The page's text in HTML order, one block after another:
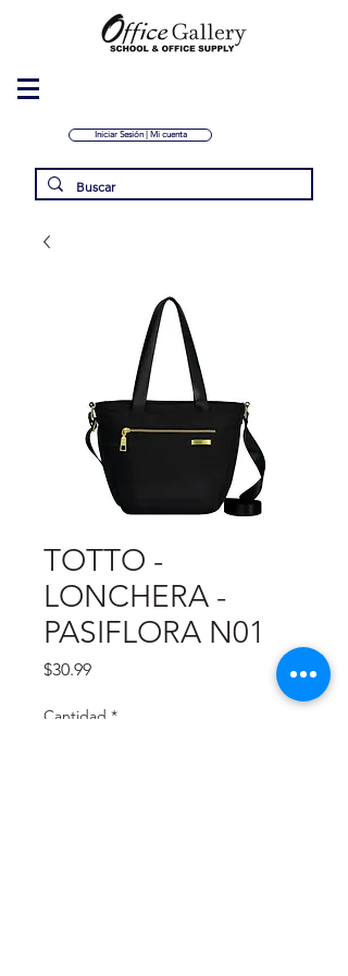
Iniciar Sesión | Mi cuenta
TOTTO -
LONCHERA -
PASIFLORA N01
$30.99Precio
Cantidad *